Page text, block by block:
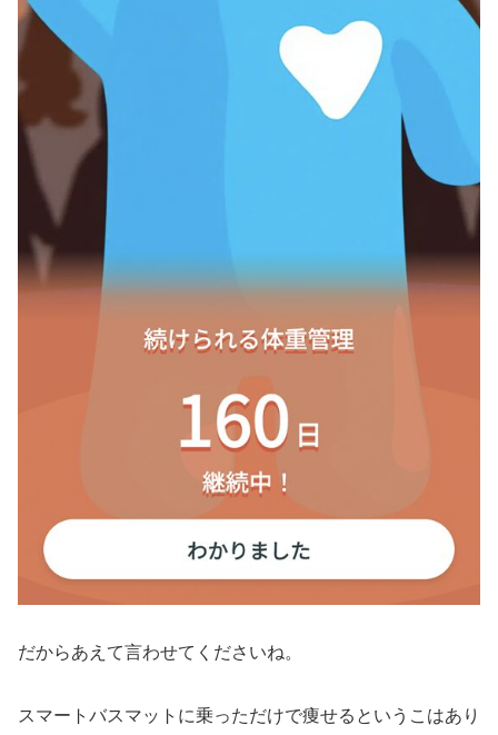
だからあえて言わせてくださいね。
スマートバスマットに乗っただけで痩せるというこはあり